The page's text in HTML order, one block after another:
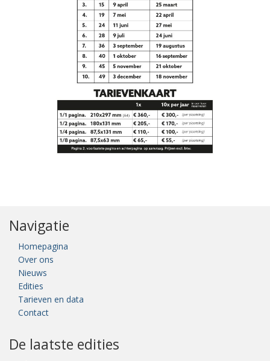
Navigatie
Homepagina
Over ons
Nieuws
Edities
Tarieven en data
Contact
De laatste edities